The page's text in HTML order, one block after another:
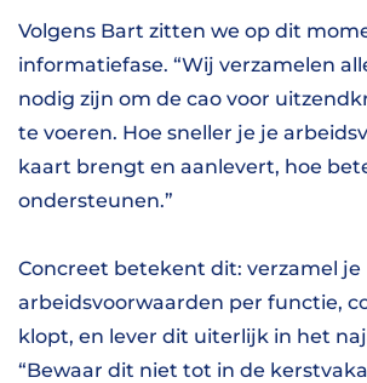
Volgens Bart zitten we op dit
informatiefase. “Wij verzamelen
nodig zijn om de cao voor
te voeren. Hoe sneller je je
kaart brengt en aanlevert, hoe
ondersteunen.”
Concreet betekent dit: verzamel je
arbeidsvoorwaarden per functie,
klopt, en lever dit uiterlijk in het
“Bewaar dit niet tot in de